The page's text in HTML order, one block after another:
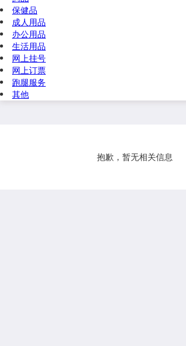
保健品
成人用品
办公用品
生活用品
网上挂号
网上订票
跑腿服务
其他
抱歉，暂无相关信息